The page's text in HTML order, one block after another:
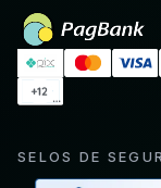
SELOS DE